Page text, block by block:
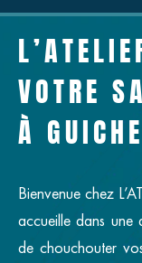
VOTRE
À
Bienvenue chez
accueille dans une
de chouchouter